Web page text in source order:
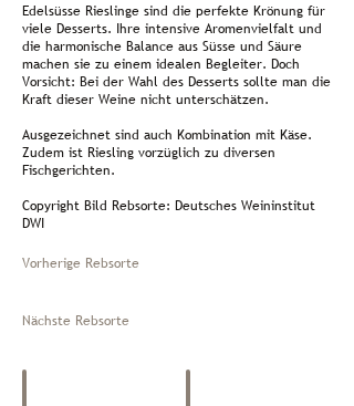
Edelsüsse Rieslinge sind die perfekte Krönung für
viele Desserts. Ihre intensive Aromenvielfalt und
die harmonische Balance aus Süsse und Säure
machen sie zu einem idealen Begleiter. Doch
Vorsicht: Bei der Wahl des Desserts sollte man die
Kraft dieser Weine nicht unterschätzen.
Ausgezeichnet sind auch Kombination mit Käse.
Zudem ist Riesling vorzüglich zu diversen
Fischgerichten.
Copyright Bild Rebsorte: Deutsches Weininstitut
DWI
Vorherige Rebsorte
Nächste Rebsorte